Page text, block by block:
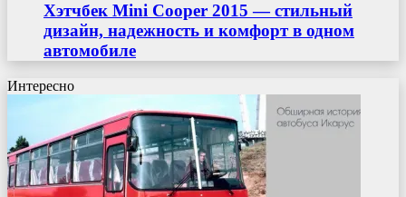
Хэтчбек Mini Cooper 2015 — стильный
дизайн, надежность и комфорт в одном
автомобиле
Интересно